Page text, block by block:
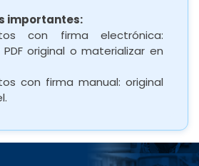
importantes:
con firma electrónica:
original o materializar en
con firma manual: original